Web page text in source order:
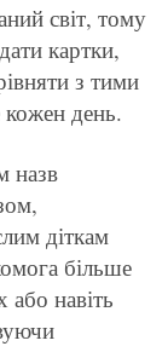
світ, тому
картки,
з тими
кожен день.
діткам
більше
навіть